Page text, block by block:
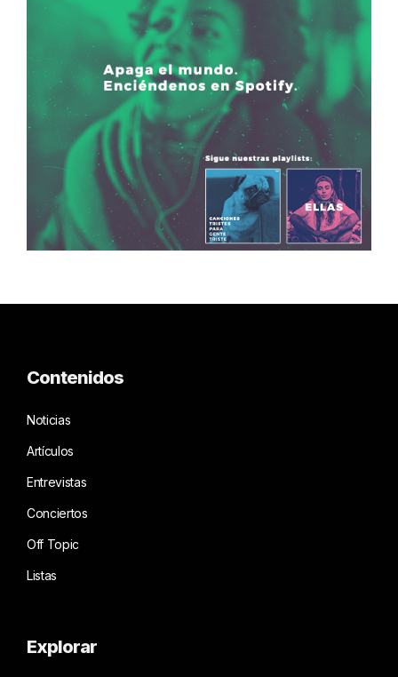
Contenidos
Noticias
Artículos
Entrevistas
Conciertos
Off Topic
Listas
Explorar